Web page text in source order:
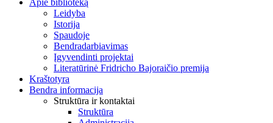
Apie biblioteką
Leidyba
Istorija
Spaudoje
Bendradarbiavimas
Įgyvendinti projektai
Literatūrinė Fridricho Bajoraičio premija
Kraštotyra
Bendra informacija
Struktūra ir kontaktai
Struktūra